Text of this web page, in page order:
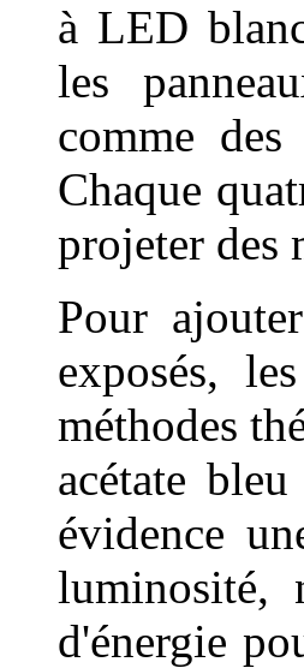
à LED
les
comme
Chaque
projeter des
Pour
exposés,
méthodes
acétate
évidence
luminosité,
d'énergie